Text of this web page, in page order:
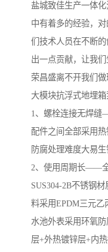
盐城致佳生产一体
中有着多的经验，
们技术人员在不断
出一点贡献，让我
荣昌盛离不开我们做
大模块抗浮式地埋箱
1、螺栓连接无焊
配件之间全部采用
防腐处理难度大易
​2、使用周期长——
SUS304-2B不锈钢
料采用EPDM三元乙
水池外表采用环氧
层+外热镀锌层+内